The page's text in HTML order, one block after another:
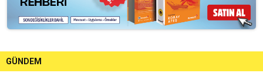
GÜNDEM